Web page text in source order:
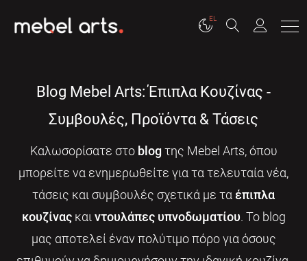
EL
Blog Mebel Arts: Έπιπλα Κουζίνας -
Συμβουλές, Προϊόντα & Τάσεις
Καλωσορίσατε στο blogτης Mebel Arts, όπου
μπορείτε να ενημερωθείτε για τα τελευταία νέα,
τάσεις και συμβουλές σχετικά με τα έπιπλα
κουζίναςκαι ντουλάπες υπνοδωματίου. Το blog
μας αποτελεί έναν πολύτιμο πόρο για όσους